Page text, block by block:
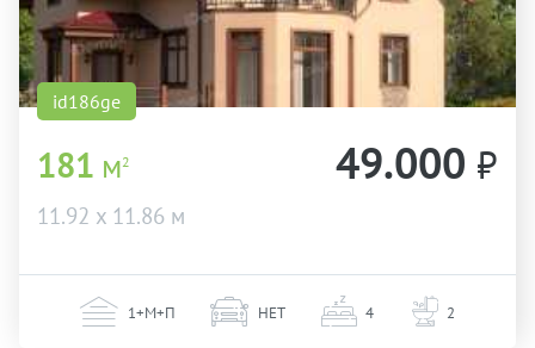
id186ge
181 м2
11.92 х 11.86 м
49.000 ₽
1+М+П НЕТ 4 2